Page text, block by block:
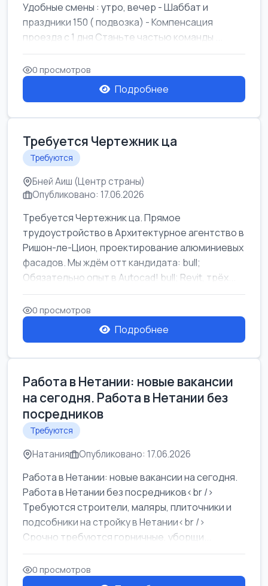
Удобные смены : утро, вечер - Шаббат и
праздники 150 ( подвозка) - Компенсация
проезда с 1 дня Станьте частью команды ...
0 просмотров
Подробнее
Требуется Чертежник ца
Требуются
Бней Аиш (Центр страны)
Опубликовано: 17.06.2026
Требуется Чертежник ца. Прямое
трудоустройство в Архитектурное агентство в
Ришон-ле-Цион, проектирование алюминиевых
фасадов. Мы ждём отт кандидата: bull;
Обязательно опыт в Autocad! bull; Revit, трёх...
0 просмотров
Подробнее
Работа в Нетании: новые вакансии
на сегодня. Работа в Нетании без
посредников
Требуются
Натания Опубликовано: 17.06.2026
Работа в Нетании: новые вакансии на сегодня.
Работа в Нетании без посредников<br />
Требуются строители, маляры, плиточники и
подсобники на стройку в Нетании<br />
Срочно требуются горничные, уборщи...
0 просмотров